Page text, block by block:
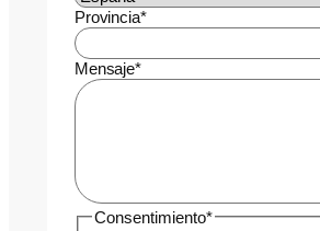
Provincia*
Mensaje*
Consentimiento*